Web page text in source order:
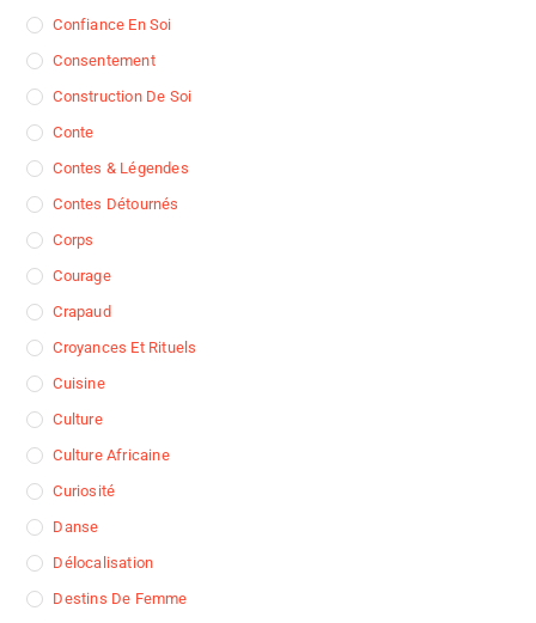
Confiance En Soi
Consentement
Construction De Soi
Conte
Contes & Légendes
Contes Détournés
Corps
Courage
Crapaud
Croyances Et Rituels
Cuisine
Culture
Culture Africaine
Curiosité
Danse
Délocalisation
Destins De Femme